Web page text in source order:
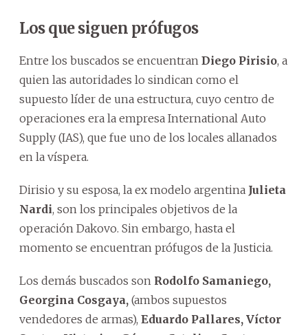
Los que siguen prófugos
Entre los buscados se encuentran Diego Pirisio, a
quien las autoridades lo sindican como el
supuesto líder de una estructura, cuyo centro de
operaciones era la empresa International Auto
Supply (IAS), que fue uno de los locales allanados
en la víspera.
Dirisio y su esposa, la ex modelo argentina Julieta
Nardi, son los principales objetivos de la
operación Dakovo. Sin embargo, hasta el
momento se encuentran prófugos de la Justicia.
Los demás buscados son Rodolfo Samaniego,
Georgina Cosgaya, (ambos supuestos
vendedores de armas), Eduardo Pallares, Víctor